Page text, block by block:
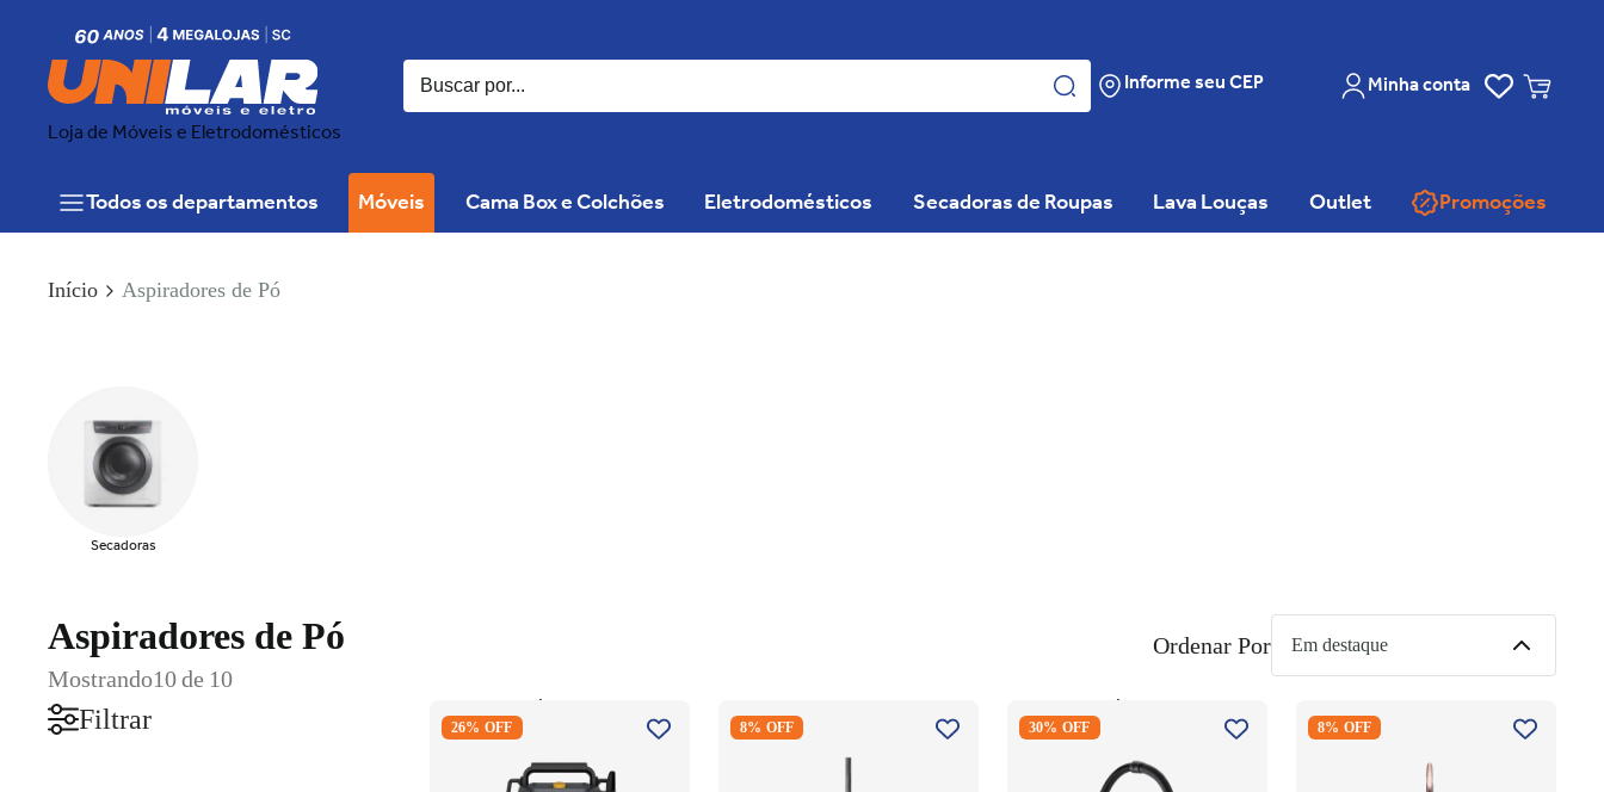
Loja de Móveis e Eletrodomésticos
Informe seu CEP Minha conta
Todos os departamentos Móveis Cama Box e Colchões Eletrodomésticos Secadoras de Roupas Lava Louças Outlet Promoções
Início Aspiradores de Pó
Secadoras
Aspiradores de Pó
Mostrando10 de 10
Ordenar Por
Filtrar
Electrolux 1800W GT20I Inox
26% OFF
Electrolux STK15 Preto 220V
8% OFF
Electrolux Hidrolux 1400W
30% OFF
PowerDust VVA20P2 Preto com
8% OFF